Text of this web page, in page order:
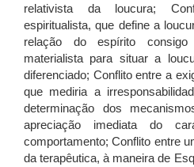
relativista da loucura;
espiritualista, que define a
relação do espírito
materialista para situar a
diferenciado; Conflito entre a
que mediria a
determinação dos
apreciação imediata do
comportamento; Conflito entre
da terapêutica, à maneira de